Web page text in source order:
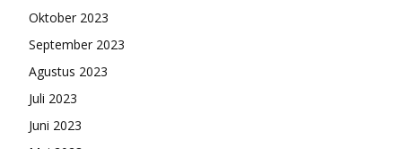
Oktober 2023
September 2023
Agustus 2023
Juli 2023
Juni 2023